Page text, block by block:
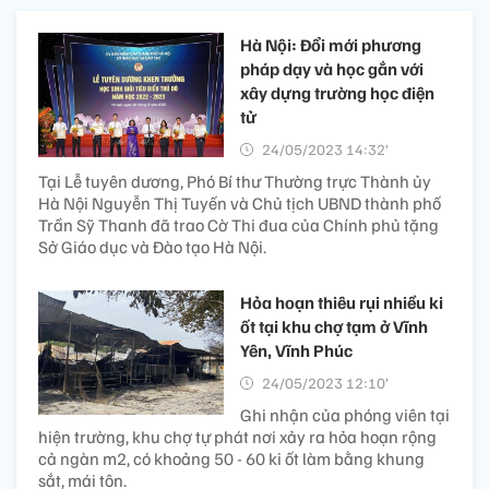
Hà Nội: Đổi mới phương
pháp dạy và học gắn với
xây dựng trường học điện
tử
24/05/2023 14:32’
Tại Lễ tuyên dương, Phó Bí thư Thường trực Thành ủy
Hà Nội Nguyễn Thị Tuyến và Chủ tịch UBND thành phố
Trần Sỹ Thanh đã trao Cờ Thi đua của Chính phủ tặng
Sở Giáo dục và Đào tạo Hà Nội.
Hỏa hoạn thiêu rụi nhiều ki
ốt tại khu chợ tạm ở Vĩnh
Yên, Vĩnh Phúc
24/05/2023 12:10’
Ghi nhận của phóng viên tại
hiện trường, khu chợ tự phát nơi xảy ra hỏa hoạn rộng
cả ngàn m2, có khoảng 50 - 60 ki ốt làm bằng khung
sắt, mái tôn.